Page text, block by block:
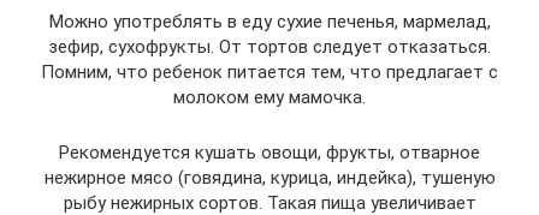
Можно употреблять в еду сухие печенья, мармелад,
зефир, сухофрукты. От тортов следует отказаться.
Помним, что ребенок питается тем, что предлагает с
молоком ему мамочка.
Рекомендуется кушать овощи, фрукты, отварное
нежирное мясо (говядина, курица, индейка), тушеную
рыбу нежирных сортов. Такая пища увеличивает